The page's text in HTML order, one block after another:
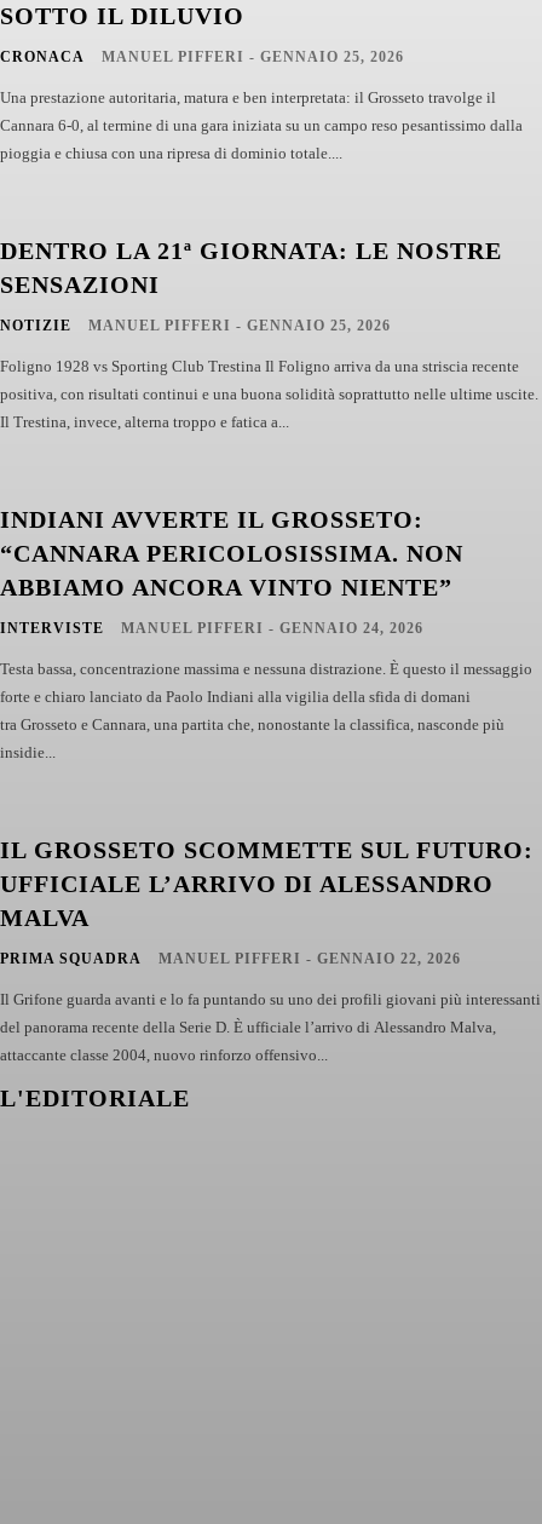
SOTTO IL DILUVIO
CRONACA MANUEL PIFFERI - GENNAIO 25, 2026
Una prestazione autoritaria, matura e ben interpretata: il Grosseto travolge il
Cannara 6-0, al termine di una gara iniziata su un campo reso pesantissimo dalla
pioggia e chiusa con una ripresa di dominio totale....
DENTRO LA 21ª GIORNATA: LE NOSTRE
SENSAZIONI
NOTIZIE MANUEL PIFFERI - GENNAIO 25, 2026
Foligno 1928 vs Sporting Club Trestina Il Foligno arriva da una striscia recente
positiva, con risultati continui e una buona solidità soprattutto nelle ultime uscite.
Il Trestina, invece, alterna troppo e fatica a...
INDIANI AVVERTE IL GROSSETO:
“CANNARA PERICOLOSISSIMA. NON
ABBIAMO ANCORA VINTO NIENTE”
INTERVISTE MANUEL PIFFERI - GENNAIO 24, 2026
Testa bassa, concentrazione massima e nessuna distrazione. È questo il messaggio
forte e chiaro lanciato da Paolo Indiani alla vigilia della sfida di domani
tra Grosseto e Cannara, una partita che, nonostante la classifica, nasconde più
insidie...
IL GROSSETO SCOMMETTE SUL FUTURO:
UFFICIALE L’ARRIVO DI ALESSANDRO
MALVA
PRIMA SQUADRA MANUEL PIFFERI - GENNAIO 22, 2026
Il Grifone guarda avanti e lo fa puntando su uno dei profili giovani più interessanti
del panorama recente della Serie D. È ufficiale l’arrivo di Alessandro Malva,
attaccante classe 2004, nuovo rinforzo offensivo...
L'EDITORIALE